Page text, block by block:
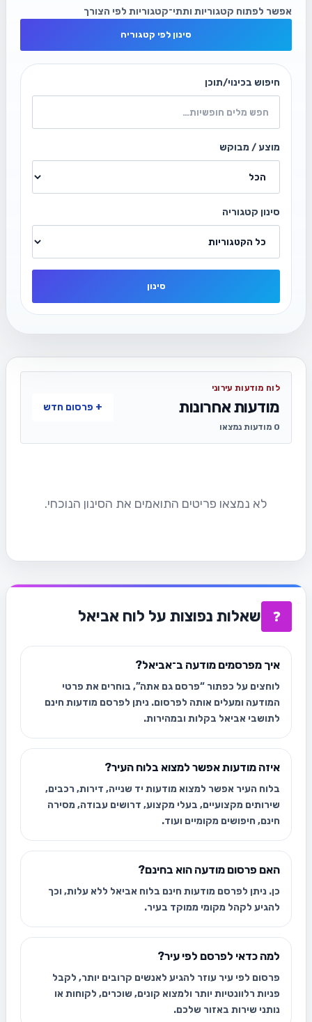
אפשר לפתוח קטגוריות ותתי־קטגוריות לפי הצורך
סינון לפי קטגוריה
חיפוש בכינוי/תוכן
מוצע / מבוקש
סינון קטגוריה
סינון
לוח מודעות עירוני
מודעות אחרונות
0 מודעות נמצאו
+ פרסום חדש
לא נמצאו פריטים התואמים את הסינון הנוכחי.
❓ שאלות נפוצות על לוח אביאל
איך מפרסמים מודעה ב־אביאל?
לוחצים על כפתור “פרסם גם אתה”, בוחרים את פרטי
המודעה ומעלים אותה לפרסום. ניתן לפרסם מודעות חינם
לתושבי אביאל בקלות ובמהירות.
איזה מודעות אפשר למצוא בלוח העיר?
בלוח העיר אפשר למצוא מודעות יד שנייה, דירות, רכבים,
שירותים מקצועיים, בעלי מקצוע, דרושים עבודה, מסירה
חינם, חיפושים מקומיים ועוד.
האם פרסום מודעה הוא בחינם?
כן. ניתן לפרסם מודעות חינם בלוח אביאל ללא עלות, וכך
להגיע לקהל מקומי ממוקד בעיר.
למה כדאי לפרסם לפי עיר?
פרסום לפי עיר עוזר להגיע לאנשים קרובים יותר, לקבל
פניות רלוונטיות יותר ולמצוא קונים, שוכרים, לקוחות או
נותני שירות באזור שלכם.